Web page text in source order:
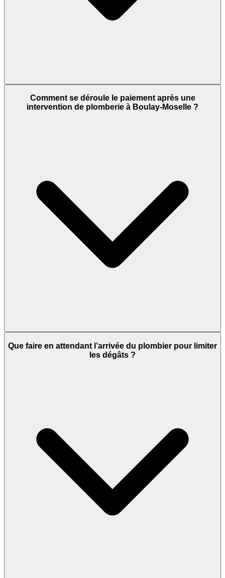
Comment se déroule le paiement après une
intervention de plomberie à Boulay-Moselle ?
Que faire en attendant l’arrivée du plombier pour limiter
les dégâts ?